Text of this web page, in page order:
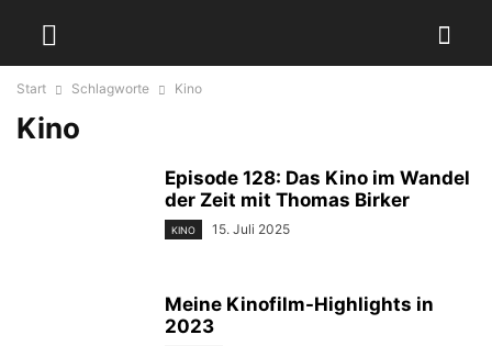
Start Schlagworte Kino
Kino
Episode 128: Das Kino im Wandel
der Zeit mit Thomas Birker
KINO 15. Juli 2025
Meine Kinofilm-Highlights in
2023